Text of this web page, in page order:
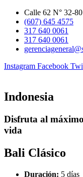
contenido
Calle 62 N° 32-
(607) 645 4575
317 640 0061
317 640 0061
Instagram Facebook
Indonesia
Disfruta al
vida
Bali Clásico
Duración: 5 días